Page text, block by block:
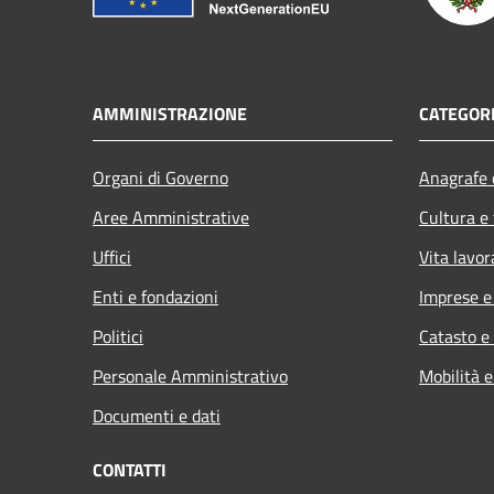
AMMINISTRAZIONE
Organi di Governo
Aree Amministrative
Uffici
Enti e fondazioni
Politici
Personale Amministrativo
Documenti e dati
Cultura
Vita
Imprese
Catasto
Mobilità
CONTATTI